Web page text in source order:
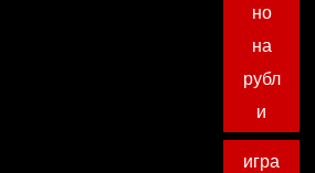
но
на
рубл
и
игра